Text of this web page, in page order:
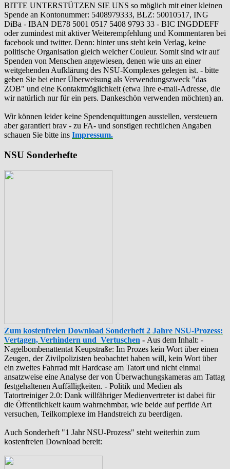
BITTE UNTERSTÜTZEN SIE UNS so möglich mit einer kleinen
Spende an Kontonummer: 5408979333, BLZ: 50010517, ING
DiBa - IBAN DE78 5001 0517 5408 9793 33 - BIC INGDDEFF
oder zumindest mit aktiver Weiterempfehlung und Kommentaren bei
facebook und twitter. Denn: hinter uns steht kein Verlag, keine
politische Organisation gleich welcher Couleur. Somit sind wir auf
Spenden von Menschen angewiesen, denen wie uns an einer
weitgehenden Aufklärung des NSU-Komplexes gelegen ist. - bitte
geben Sie bei einer Überweisung als Verwendungszweck "das
ZOB" und eine Kontaktmöglichkeit (etwa Ihre e-mail-Adresse, die
wir natürlich nur für ein pers. Dankeschön verwenden möchten) an.
Wir können leider keine Spendenquittungen ausstellen, versteuern
aber garantiert brav - zu FA- und sonstigen rechtlichen Angaben
schauen Sie bitte ins Impressum.
NSU Sonderhefte
Zum kostenfreien Download Sonderheft 2 Jahre NSU-Prozess:
Vertagen, Verhindern und Vertuschen - Aus dem Inhalt: -
‪Nagelbombenattentat‬ ‎Keupstraße‬: Im Prozes kein Wort über einen
Zeugen, der Zivilpolizisten beobachtet haben will, kein Wort über
ein zweites Fahrrad mit Hardcase am Tatort und nicht einmal
ansatzweise eine Analyse der von Überwachungskameras am Tattag
festgehaltenen Auffälligkeiten. - Politik und Medien als
‪Tatortreiniger‬ 2.0: Dank willfähriger Medienvertreter ist dabei für
die Öffentlichkeit kaum wahrnehmbar, wie beide auf perfide Art
versuchen, Teilkomplexe im Handstreich zu beerdigen.
Auch Sonderheft "1 Jahr NSU-Prozess" steht weiterhin zum
kostenfreien Download bereit: